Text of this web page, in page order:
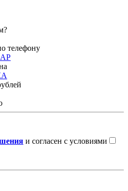
телефону
и согласен с условиями